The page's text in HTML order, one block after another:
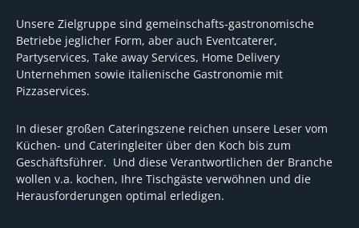
Unsere Zielgruppe sind gemeinschafts-gastronomische
Betriebe jeglicher Form, aber auch Eventcaterer,
Partyservices, Take away Services, Home Delivery
Unternehmen sowie italienische Gastronomie mit
Pizzaservices.
In dieser großen Cateringszene reichen unsere Leser vom
Küchen- und Cateringleiter über den Koch bis zum
Geschäftsführer. Und diese Verantwortlichen der Branche
wollen v.a. kochen, Ihre Tischgäste verwöhnen und die
Herausforderungen optimal erledigen.